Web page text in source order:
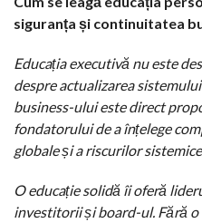
siguranța și continuitatea
Educația executivă nu este
despre actualizarea
business-ului este direct
fondatorului de a înțelege
globale și a riscurilor sistemice.
O educație solidă îi oferă
investitorii și board-ul. Fără